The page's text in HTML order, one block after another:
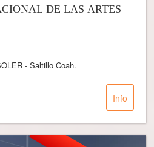
DE LAS ARTES
- Saltillo Coah.
Info